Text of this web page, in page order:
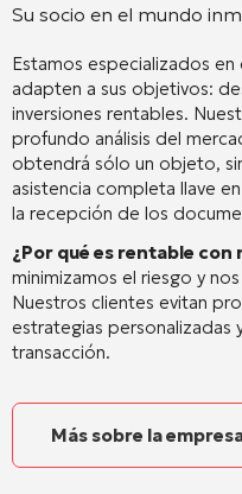
Su socio en el mundo
Estamos especializados
adapten a sus objetivos:
inversiones rentables.
profundo análisis del
obtendrá sólo un objeto,
asistencia completa llave
la recepción de los
¿Por qué es rentable con
minimizamos el riesgo y
Nuestros clientes evitan
estrategias personalizadas
transacción.
Más sobre la